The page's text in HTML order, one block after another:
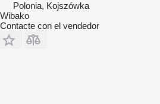
Polonia, Kojszówka
Wibako
Contacte con el vendedor